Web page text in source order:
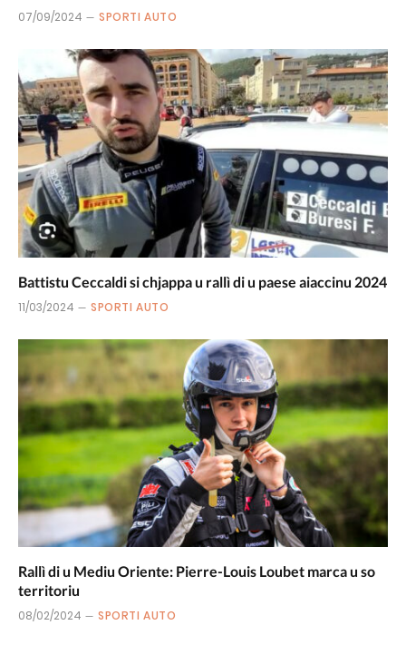
07/09/2024 SPORTI AUTO
Battistu Ceccaldi si chjappa u rallì di u paese aiaccinu 2024
11/03/2024 SPORTI AUTO
Rallì di u Mediu Oriente: Pierre-Louis Loubet marca u so
territoriu
08/02/2024 SPORTI AUTO